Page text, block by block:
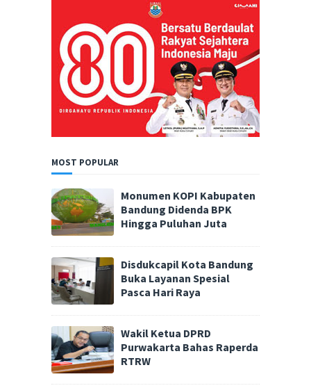
MOST POPULAR
Monumen KOPI Kabupaten
Bandung Didenda BPK
Hingga Puluhan Juta
Disdukcapil Kota Bandung
Buka Layanan Spesial
Pasca Hari Raya
Wakil Ketua DPRD
Purwakarta Bahas Raperda
RTRW